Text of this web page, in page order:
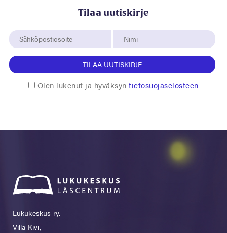
Tilaa uutiskirje
TILAA UUTISKIRJE
Olen lukenut ja hyväksyntietosuojaselosteen
Lukukeskus ry.
Villa Kivi,